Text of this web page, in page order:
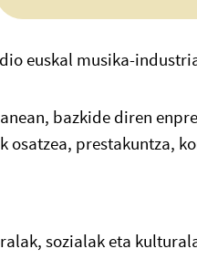
euskal musika-
bazkide diren
osatzea, prestakuntza,
sozialak eta